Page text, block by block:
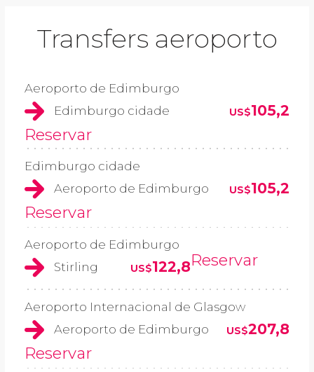
Transfers aeroporto
Aeroporto de Edimburgo
Edimburgo cidade
US$105,2
Reservar
Edimburgo cidade
Aeroporto de Edimburgo
US$105,2
Reservar
Aeroporto de Edimburgo
Stirling
US$122,8Reservar
Aeroporto Internacional de Glasgow
Aeroporto de Edimburgo
US$207,8
Reservar